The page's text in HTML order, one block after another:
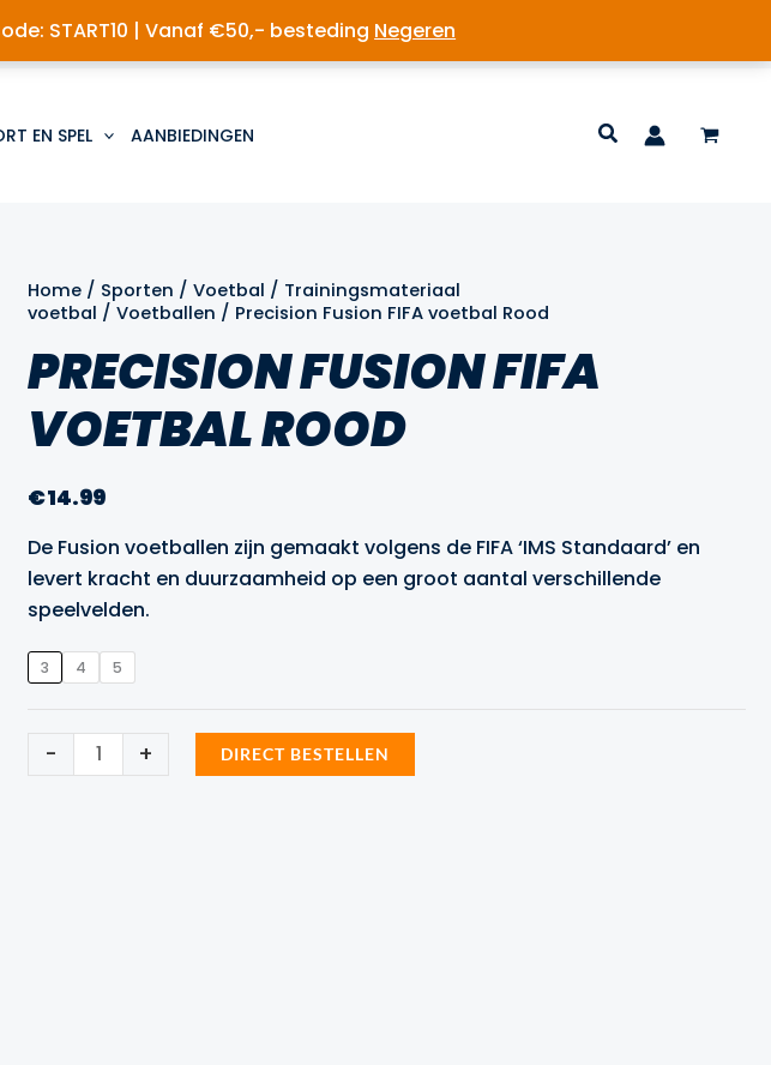
START10 | Vanaf €50,- besteding Negeren
EN SPEL AANBIEDINGEN
Home / Sporten /Voetbal / Trainingsmateriaal
voetbal /Voetballen / Precision Fusion FIFA voetbal Rood
PRECISION FUSION FIFA
VOETBAL ROOD
€14.99
De Fusion voetballen zijn gemaakt volgens de FIFA ‘IMS Standaard’ en
levert kracht en duurzaamheid op een groot aantal verschillende
speelvelden.
3 4 5
-
Precision
+ DIRECT BESTELLEN